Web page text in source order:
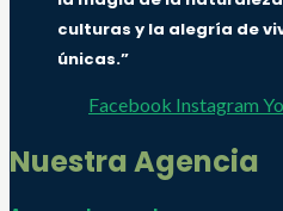
culturas y la alegría de
únicas.”
Facebook Instagram
Nuestra Agencia